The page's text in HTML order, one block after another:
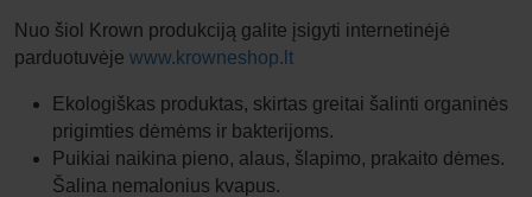
Nuo šiol Krown produkciją galite įsigyti internetinėjė
parduotuvėje www.krowneshop.lt
Ekologiškas produktas, skirtas greitai šalinti organinės
prigimties dėmėms ir bakterijoms.
Puikiai naikina pieno, alaus, šlapimo, prakaito dėmes.
Šalina nemalonius kvapus.